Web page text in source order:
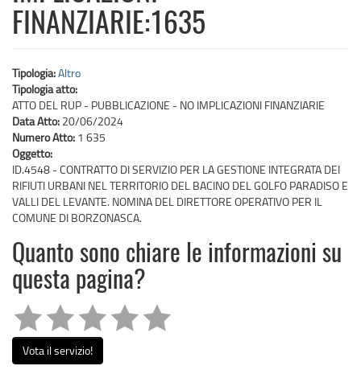
FINANZIARIE:1635
Tipologia:Altro
Tipologia atto:
ATTO DEL RUP - PUBBLICAZIONE - NO IMPLICAZIONI FINANZIARIE
Data Atto: 20/06/2024
Numero Atto: 1 635
Oggetto:
ID.4548 - CONTRATTO DI SERVIZIO PER LA GESTIONE INTEGRATA DEI
RIFIUTI URBANI NEL TERRITORIO DEL BACINO DEL GOLFO PARADISO E
VALLI DEL LEVANTE. NOMINA DEL DIRETTORE OPERATIVO PER IL
COMUNE DI BORZONASCA.
Quanto sono chiare le informazioni su
questa pagina?
Vota il servizio!